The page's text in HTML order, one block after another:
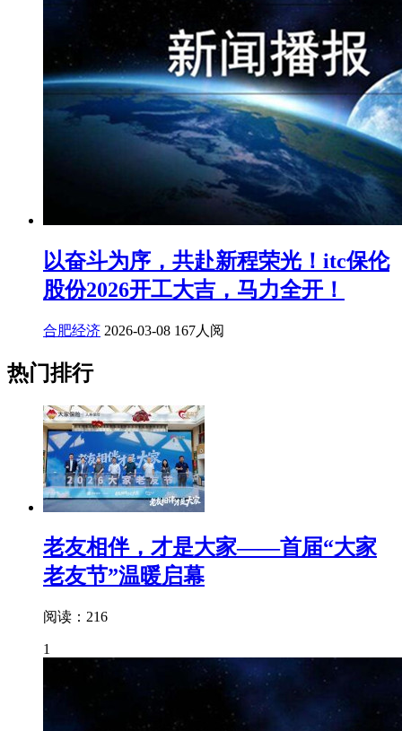
以奋斗为序，共赴新程荣光！itc保伦
股份2026开工大吉，马力全开！
合肥经济 2026-03-08 167人阅
热门排行
老友相伴，才是大家——首届“大家
老友节”温暖启幕
阅读：216
1